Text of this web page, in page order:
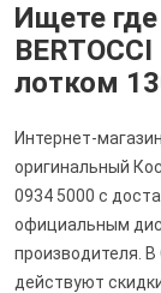
Ищете
лотком
Интернет-
оригинальный
0934 5000 с
официальным
производителя.
действуют